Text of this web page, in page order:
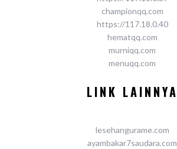
championqq.com
https://117.18.0.40
hematqq.com
murniqq.com
menuqq.com
LINK LAINNYA
lesehangurame.com
ayambakar7saudara.com